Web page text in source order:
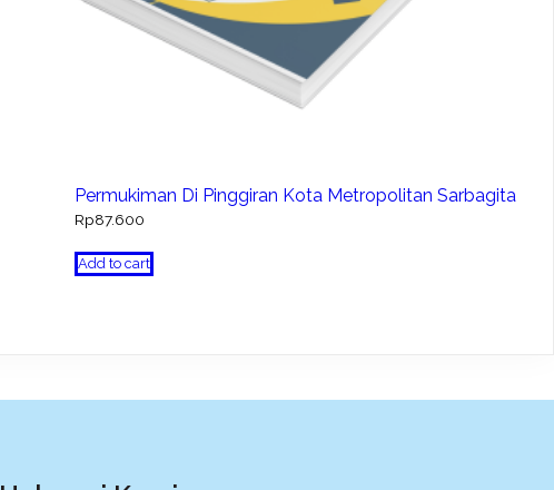
Permukiman Di Pinggiran Kota Metropolitan Sarbagita
Rp87.600
Add to cart